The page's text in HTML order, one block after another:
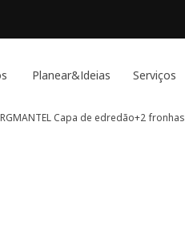
Planear&Ideias Serviços
Capa de edredão+2 fronhas